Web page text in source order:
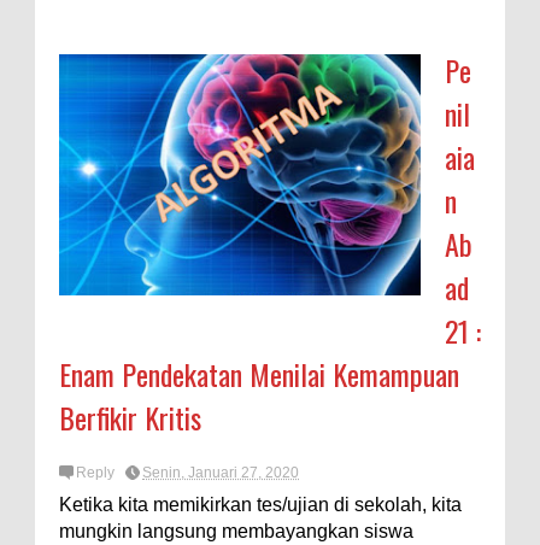
Pe
nil
aia
n
Ab
ad
21 :
Enam Pendekatan Menilai Kemampuan
Berfikir Kritis
Reply Senin, Januari 27, 2020
Ketika kita memikirkan tes/ujian di sekolah, kita
mungkin langsung membayangkan siswa